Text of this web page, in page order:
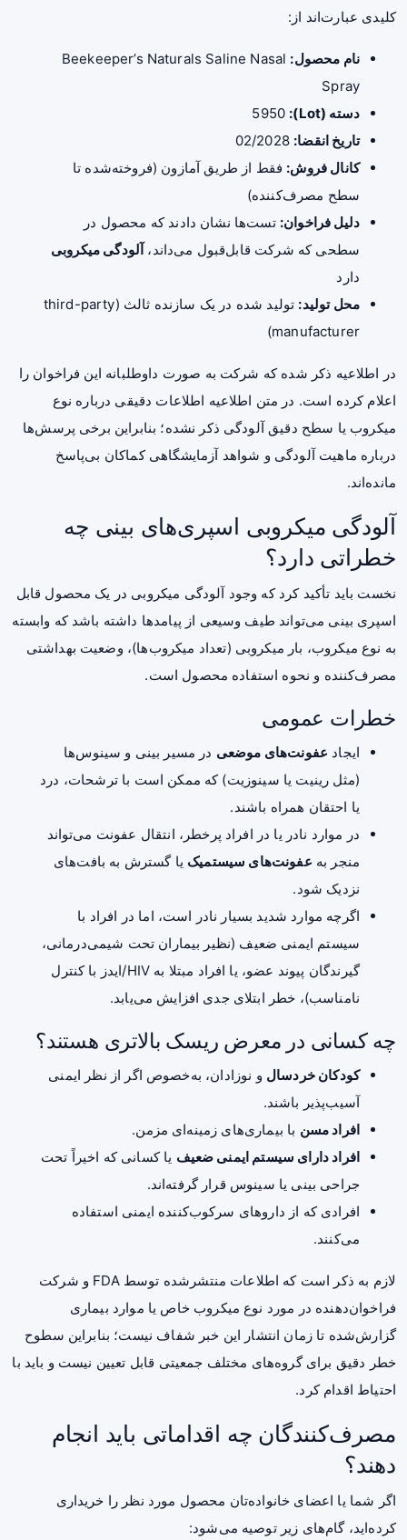
کلیدی عبارت‌اند از:
نام محصول: Beekeeper’s Naturals Saline Nasal
Spray
دسته (Lot):
تاریخ انقضا: 02/2028
کانال فروش: فقط از طریق آمازون (فروخته‌شده تا
سطح مصرف‌کننده)
دلیل فراخوان: تست‌ها نشان دادند که محصول در
سطحی که شرکت قابل‌قبول می‌داند، آلودگی میکروبی
دارد
محل تولید:
تولید شده در یک سازنده ثالث (third-party
manufacturer)
در اطلاعیه ذکر شده که شرکت به صورت داوطلبانه این فراخوان را
اعلام کرده است. در متن اطلاعیه اطلاعات دقیقی درباره نوع
میکروب یا سطح دقیق آلودگی ذکر نشده؛ بنابراین برخی پرسش‌ها
درباره ماهیت آلودگی و شواهد آزمایشگاهی کماکان بی‌پاسخ
مانده‌اند.
آلودگی میکروبی اسپری‌های بینی چه
خطراتی دارد؟
نخست باید تأکید کرد که وجود آلودگی میکروبی در یک محصول قابل
اسپری بینی می‌تواند طیف وسیعی از پیامدها داشته باشد که وابسته
به نوع میکروب، بار میکروبی (تعداد میکروب‌ها)، وضعیت بهداشتی
مصرف‌کننده و نحوه استفاده محصول است.
خطرات عمومی
ایجاد عفونت‌های موضعی در مسیر بینی و سینوس‌ها
(مثل رینیت یا سینوزیت) که ممکن است با ترشحات، درد
یا احتقان همراه باشند.
در موارد نادر یا در افراد پرخطر، انتقال عفونت می‌تواند
منجر به عفونت‌های سیستمیک یا گسترش به بافت‌های
نزدیک شود.
اگرچه موارد شدید بسیار نادر است، اما در افراد با
سیستم ایمنی ضعیف (نظیر بیماران تحت شیمی‌درمانی،
گیرندگان پیوند عضو، یا افراد مبتلا به HIV/ایدز با کنترل
نامناسب)، خطر ابتلای جدی افزایش می‌یابد.
چه کسانی در معرض ریسک بالاتری هستند؟
کودکان خردسال و نوزادان، به‌خصوص اگر از نظر ایمنی
آسیب‌پذیر باشند.
افراد مسن با بیماری‌های زمینه‌ای مزمن.
افراد دارای سیستم ایمنی ضعیف یا کسانی که اخیراً تحت
جراحی بینی یا سینوس قرار گرفته‌اند.
افرادی که از داروهای سرکوب‌کننده ایمنی استفاده
می‌کنند.
لازم به ذکر است که اطلاعات منتشرشده توسط FDA و شرکت
فراخوان‌دهنده در مورد نوع میکروب خاص یا موارد بیماری
گزارش‌شده تا زمان انتشار این خبر شفاف نیست؛ بنابراین سطوح
خطر دقیق برای گروه‌های مختلف جمعیتی قابل تعیین نیست و باید با
احتیاط اقدام کرد.
مصرف‌کنندگان چه اقداماتی باید انجام
دهند؟
اگر شما یا اعضای خانواده‌تان محصول مورد نظر را خریداری
کرده‌اید، گام‌های زیر توصیه می‌شود: